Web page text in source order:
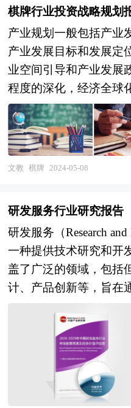
棋牌行业投资战略规划
产业规划一般包括产业
产业发展目标和发展定
业空间引导和产业发展
程度的深化，经济全球
响显著增强，产业间的
化。因此，科学预测产
势，对产业发展和规划
拥有20年的产业规划、
镇、田园综合体、文旅
等类型项目规划经验。
服务经验，形成了独特
化服务体系，涉及8000
万份行业研究报告数据
综合服务机构。集团下
大量周密的市场调研基
局、国家商务部、国家
改委、国家经济信息中
国家海关总署、中国经
文教 棋牌 2024-05-08
研发服务行业研究报告
研发服务（Research
一种提供技术研究和开
盖了广泛的领域，包括
计、产品创新等，旨在
为客户提供解决问题和
报告由中研普华的资深
密的市场调研，参考国
家发改委、国务院发展
行业研究网、全国及海
权威资料，并对多位业